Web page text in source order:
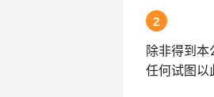
2
除非得到本
任何试图以